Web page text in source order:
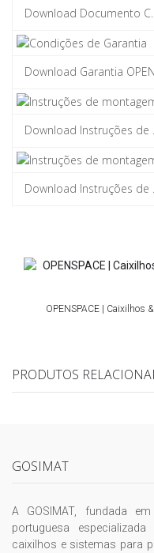
OPENSPACE | Caixilhos
PRODUTOS
GOSIMAT
A GOSIMAT, fundada
portuguesa
caixilhos e sistemas para